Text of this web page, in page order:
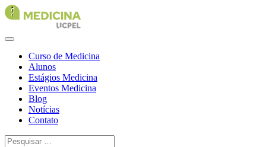
Curso de Medicina
Alunos
Estágios Medicina
Eventos Medicina
Blog
Notícias
Contato